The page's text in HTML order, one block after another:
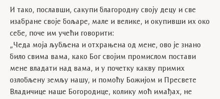
И тако, пославши, сакупи благородну своју децу и све
изабране своје бољаре, мале и велике, и окупивши их око
себе, поче им учећи говорити:
„Чеда моја љубљена и отхрањена од мене, ово је знано
било свима вама, како Бог својим промислом постави
мене владати над вама, и у почетку какву примих
озлобљену земљу нашу, и помоћу Божијом и Пресвете
Владичице наше Богородице, колику моћ имађах, не